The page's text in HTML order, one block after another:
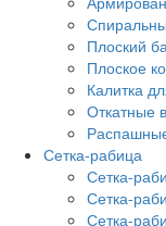
Плоский
Плоское
Калитка
Откатные
Сетка-рабица
Сетка-
Сетка-
Сетка-